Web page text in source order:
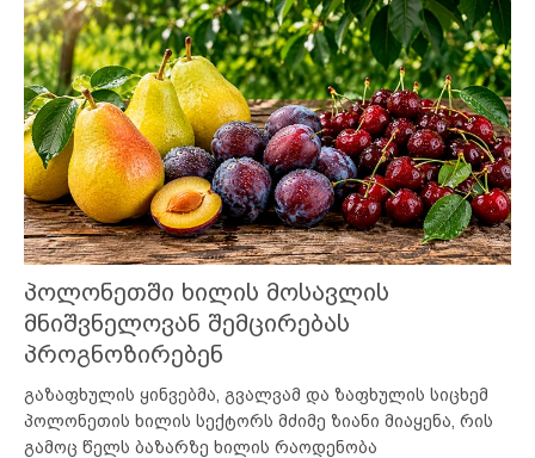
პოლონეთში ხილის მოსავლის
მნიშვნელოვან შემცირებას
პროგნოზირებენ
გაზაფხულის ყინვებმა, გვალვამ და ზაფხულის სიცხემ
პოლონეთის ხილის სექტორს მძიმე ზიანი მიაყენა, რის
გამოც წელს ბაზარზე ხილის რაოდენობა